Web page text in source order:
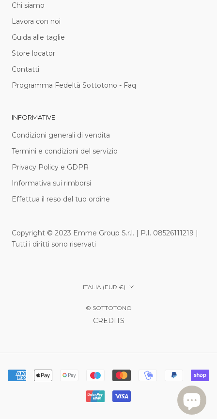
Chi siamo
Lavora con noi
Guida alle taglie
Store locator
Contatti
Programma Fedeltà Sottotono - Faq
INFORMATIVE
Condizioni generali di vendita
Termini e condizioni del servizio
Privacy Policy e GDPR
Informativa sui rimborsi
Effettua il reso del tuo ordine
Copyright © 2023 Emme Group S.r.l. | P.I. 08526111219 |
Tutti i diritti sono riservati
Paese/Area
ITALIA (EUR €)
© SOTTOTONO
CREDITS